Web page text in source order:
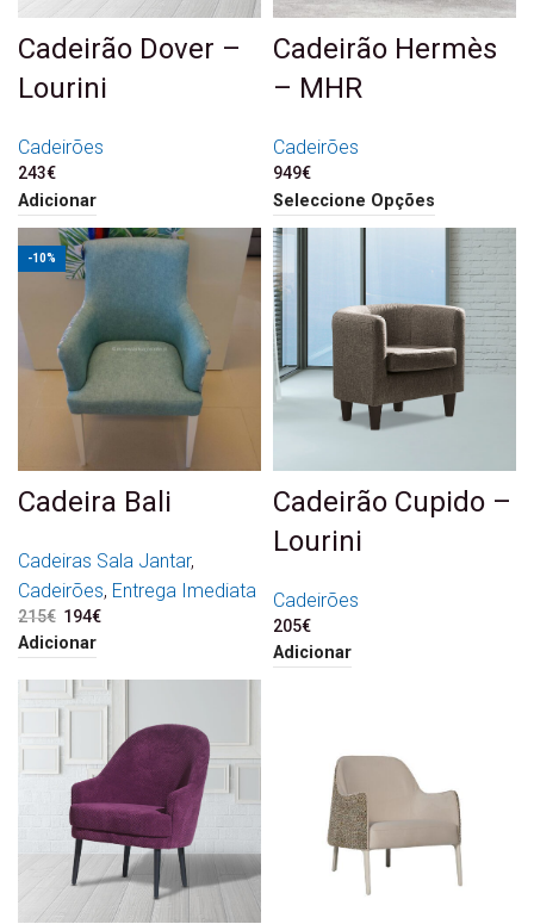
Cadeirão Dover –
Lourini
Cadeirões
243€
Adicionar
Cadeirão Hermès
– MHR
Cadeirões
949€
Seleccione Opções
-10%
Cadeira Bali
Cadeiras Sala Jantar,
Cadeirões, Entrega Imediata
215€ O preço original era:
215€.
194€
Adicionar
Cadeirão Cupido –
Lourini
Cadeirões
205€
Adicionar